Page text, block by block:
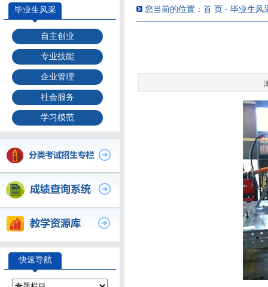
毕业生风采
自主创业
专业技能
企业管理
社会服务
学习模范
快速导航
您当前的位置：首 页 - 毕业生风